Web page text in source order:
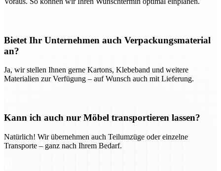
Bietet Ihr Unternehmen auch Verpackungsmaterial
an?
Ja, wir stellen Ihnen gerne Kartons, Klebeband und weitere
Materialien zur Verfügung – auf Wunsch auch mit Lieferung.
Kann ich auch nur Möbel transportieren lassen?
Natürlich! Wir übernehmen auch Teilumzüge oder einzelne
Transporte – ganz nach Ihrem Bedarf.